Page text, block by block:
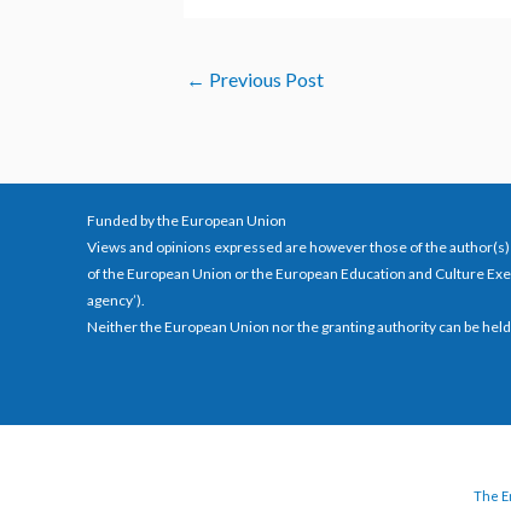
← Previous Post
Funded by the European Union
Views and opinions expressed are however those of the
of the European Union or the European Education and Culture
agency’).
Neither the European Union nor the granting authority can be
The